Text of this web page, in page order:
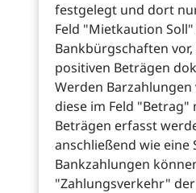
festgelegt und dort
Feld "Mietkaution
Bankbürgschaften
positiven Beträgen
Werden
diese im Feld "Betrag"
Beträgen erfasst
anschließend wie eine
Bankzahlungen
"Zahlungsverkehr"